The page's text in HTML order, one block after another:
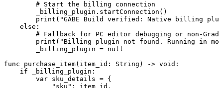
        # Start the billing connection
        _billing_plugin.startConnection()
print("GABE Build verified: Native billing
    else:
# Fallback for PC editor debugging or non-
print("Billing plugin not found. Running in
        _billing_plugin = null
func purchase_item(item_id: String) -> void:
    if _billing_plugin:
        var sku_details = {
            "sku": item_id,